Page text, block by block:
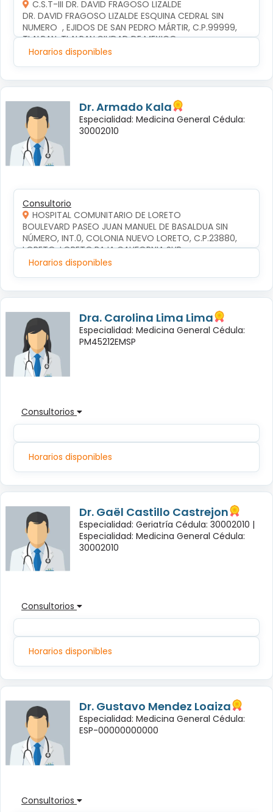
C.S.T-III DR. DAVID FRAGOSO LIZALDE
DR. DAVID FRAGOSO LIZALDE ESQUINA CEDRAL SIN
NUMERO  , EJIDOS DE SAN PEDRO MÁRTIR, C.P.99999,
TLALPAN, TLALPAN,CIUDAD DE MEXICO
Horarios disponibles
Dr. Armado Kala
Especialidad: Medicina General Cédula:
30002010
Consultorio
HOSPITAL COMUNITARIO DE LORETO
BOULEVARD PASEO JUAN MANUEL DE BASALDUA SIN
NÚMERO, INT.0, COLONIA NUEVO LORETO, C.P.23880,
LORETO, LORETO,BAJA CALIFORNIA SUR
Horarios disponibles
Dra. Carolina Lima Lima
Especialidad: Medicina General Cédula:
PM45212EMSP
Consultorios
Horarios disponibles
Dr. Gaël Castillo Castrejon
Especialidad: Geriatría Cédula: 30002010 |
Especialidad: Medicina General Cédula:
30002010
Consultorios
Horarios disponibles
Dr. Gustavo Mendez Loaiza
Especialidad: Medicina General Cédula:
ESP-00000000000
Consultorios